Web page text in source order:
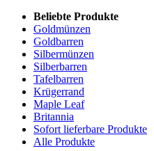
Beliebte Produkte
Goldmünzen
Goldbarren
Silbermünzen
Silberbarren
Tafelbarren
Krügerrand
Maple Leaf
Britannia
Sofort lieferbare Produkte
Alle Produkte